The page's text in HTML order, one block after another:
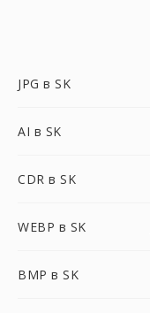
JPG в SK
AI в SK
CDR в SK
WEBP в SK
BMP в SK